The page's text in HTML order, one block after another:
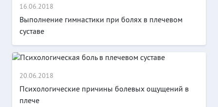
16.06.2018
Выполнение гимнастики при болях в плечевом
суставе
20.06.2018
Психологические причины болевых ощущений в
плече